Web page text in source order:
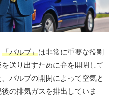
「バルブ」は非常に重要な役割
送り出すために弁を開閉して
バルブの開閉によって空気と
の排気ガスを排出していま